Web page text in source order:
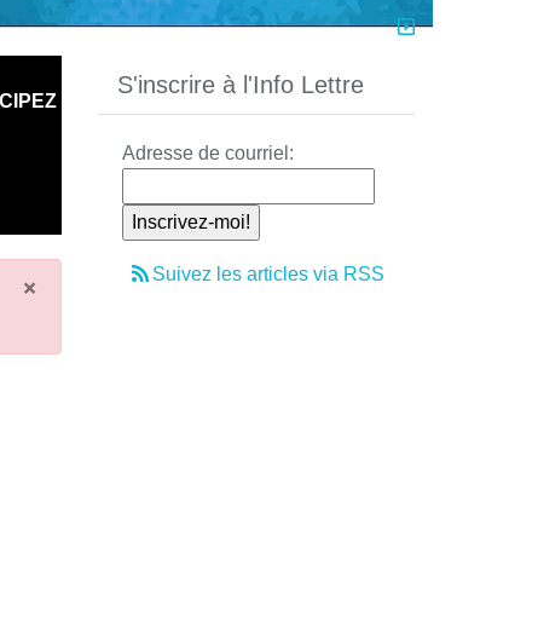
×
S'inscrire à l'Info Lettre
Adresse de courriel:
Suivez les articles via RSS